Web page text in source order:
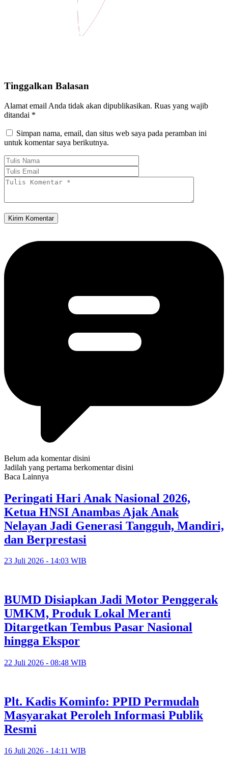
Tinggalkan Balasan
Alamat email Anda tidak akan dipublikasikan. Ruas yang wajib
ditandai *
Simpan nama, email, dan situs web saya pada peramban ini
untuk komentar saya berikutnya.
Belum ada komentar disini
Jadilah yang pertama berkomentar disini
Baca Lainnya
Peringati Hari Anak Nasional 2026,
Ketua HNSI Anambas Ajak Anak
Nelayan Jadi Generasi Tangguh, Mandiri,
dan Berprestasi
23 Juli 2026 - 14:03 WIB
BUMD Disiapkan Jadi Motor Penggerak
UMKM, Produk Lokal Meranti
Ditargetkan Tembus Pasar Nasional
hingga Ekspor
22 Juli 2026 - 08:48 WIB
Plt. Kadis Kominfo: PPID Permudah
Masyarakat Peroleh Informasi Publik
Resmi
16 Juli 2026 - 14:11 WIB